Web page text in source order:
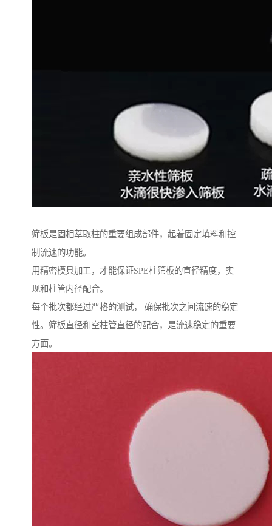
筛板是固相萃取柱的重要组成部件，起着固定填料和控
制流速的功能。
用精密模具加工，才能保证SPE柱筛板的直径精度，实
现和柱管内径配合。
每个批次都经过严格的测试， 确保批次之间流速的稳定
性。筛板直径和空柱管直径的配合，是流速稳定的重要
方面。